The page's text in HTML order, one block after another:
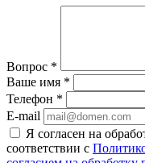
Вопрос *
Ваше имя *
Телефон *
E-mail
Я согласен на
соответствии с